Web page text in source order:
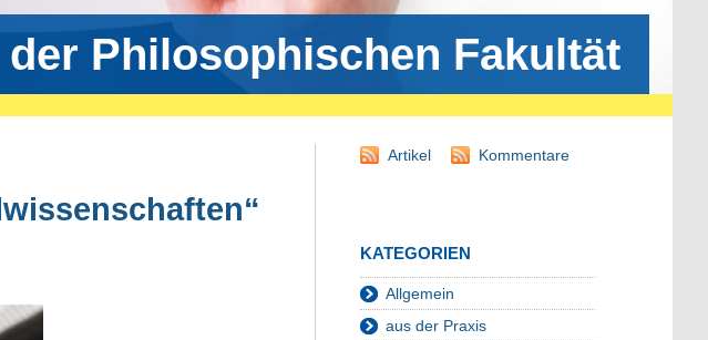
Philosophischen Fakultät
Artikel Kommentare
KATEGORIEN
Allgemein
aus der Praxis